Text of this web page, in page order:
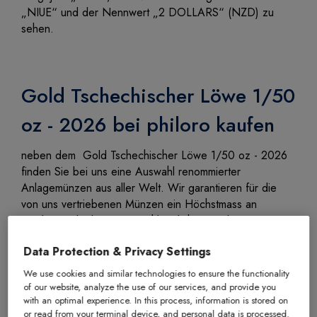
„NIUE“ und der Nennwert „2 DOLLARS“ (NZD) zu
sehen.
Gold Tschechischer Löwe 1/50
oz - 2026 bei philoro kaufen
neben dem Gold Tschechischer Löwe 1/50 oz - 2026
finden Sie bei uns eine Auswahl renommierter
Anlagemünzen aus aller Welt. Wir garantieren für die
von uns vertriebenen Münzen ein Höchstmass an
Qualität und arbeiten ausschliesslich mit weltweit
Artikelnummer
7567
Hersteller
Czech Mint
Data Protection & Privacy Settings
We use cookies and similar technologies to ensure the functionality
of our website, analyze the use of our services, and provide you
with an optimal experience. In this process, information is stored on
or read from your terminal device, and personal data is processed.